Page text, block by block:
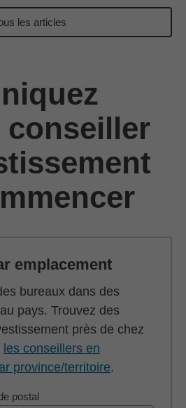
les articles
conseiller
emplacement
bureaux dans des
pays. Trouvez des
près de chez
les conseillers en
province/territoire.
postal